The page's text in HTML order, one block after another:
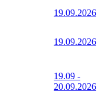
19.09.2026
19.09.2026
19.09 -
20.09.2026